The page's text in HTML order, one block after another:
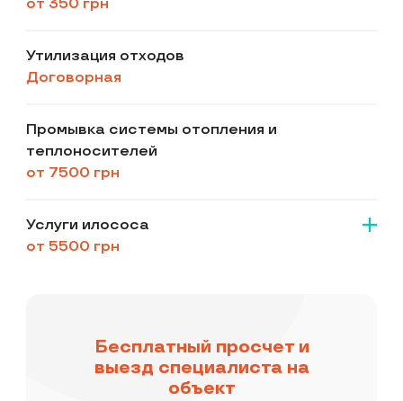
от 350 грн
Утилизация отходов
Договорная
Промывка системы отопления и
теплоносителей
от 7500 грн
Услуги илососа
от 5500 грн
Бесплатный просчет и
выезд специалиста на
объект